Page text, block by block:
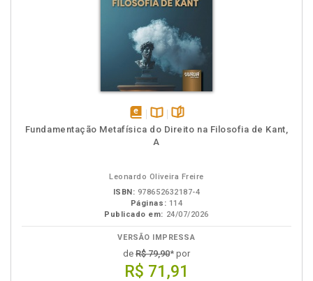
disponívelDisponível
na
páginas
Fundamentação Metafísica do Direito na Filosofia de Kant,
A
Leonardo Oliveira Freire
ISBN: 978652632187-4
Páginas: 114
Publicado em: 24/07/2026
VERSÃO IMPRESSA
de R$ 79,90* por
R$ 71,91